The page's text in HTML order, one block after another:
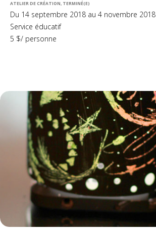
ATELIER DE CRÉATION, TERMINÉ(E)
Du 14 septembre 2018 au 4 novembre 2018
Service éducatif
5 $/ personne